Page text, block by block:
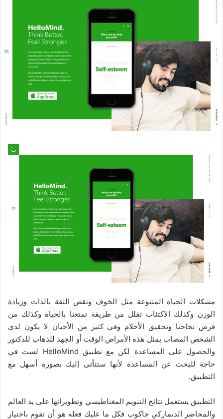
مشكلات الحياة المتنوعة مثل الخوف ونقص الثقة بالذات وزيادة
الوزن وكذلك الاكتئاب تقلل من طريقة تمتعنا بالحياة وكذلك من
فرص نجاحنا وتحقيق الأحلام وفي كثير من الأحيان لا يكون لدى
الشخص المصاب بمثل هذه الأمراض الوقت أو الجهد للذهاب للدكتور
والحصول على المساعدة لكن مع تطبيق HelloMind لست في
حاجة للبحث عن المساعدة لأنها ستتأتى إليك بصورة أسهل مع
التطبيق.
التطبيق يستعمل نتائج التنويم المغناطيسي وتطويراتها على يد العالم
والمحاضر الدنماركي جاكوب فكل ما عليك فعله هو أن تقوم باختيار